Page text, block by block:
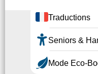
cookies et de
Tous droits réservés
Mentions légales⎪